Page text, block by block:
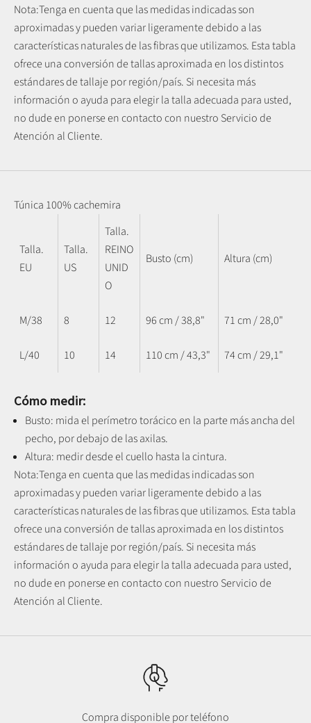
Nota:Tenga en cuenta que las medidas indicadas son
aproximadas y pueden variar ligeramente debido a las
características naturales de las fibras que utilizamos. Esta tabla
ofrece una conversión de tallas aproximada en los distintos
estándares de tallaje por región/país. Si necesita más
información o ayuda para elegir la talla adecuada para usted,
no dude en ponerse en contacto con nuestro Servicio de
Atención al Cliente.
Túnica 100% cachemira
Talla.
EU
Talla.
US
Talla.
REINO
UNID
O
Busto (cm) Altura (cm)
M/38 8 12 96 cm / 38,8" 71 cm / 28,0"
L/40 10 14 110 cm / 43,3" 74 cm / 29,1"
Cómo medir:
Busto: mida el perímetro torácico en la parte más ancha del
pecho, por debajo de las axilas.
Altura: medir desde el cuello hasta la cintura.
Nota:Tenga en cuenta que las medidas indicadas son
aproximadas y pueden variar ligeramente debido a las
características naturales de las fibras que utilizamos. Esta tabla
ofrece una conversión de tallas aproximada en los distintos
estándares de tallaje por región/país. Si necesita más
información o ayuda para elegir la talla adecuada para usted,
no dude en ponerse en contacto con nuestro Servicio de
Atención al Cliente.
Compra disponible por teléfono